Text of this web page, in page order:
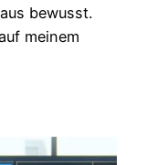
bewusst.
meinem